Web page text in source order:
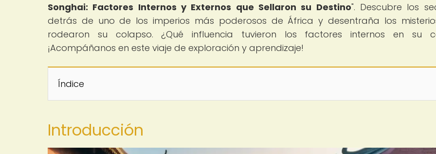
Songhai: Factores Internos y Externos que Sellaron su Destino". Descubre los
detrás de uno de los imperios más poderosos de África y desentraña los
rodearon su colapso. ¿Qué influencia tuvieron los factores internos en su
¡Acompáñanos en este viaje de exploración y aprendizaje!
Índice
Introducción